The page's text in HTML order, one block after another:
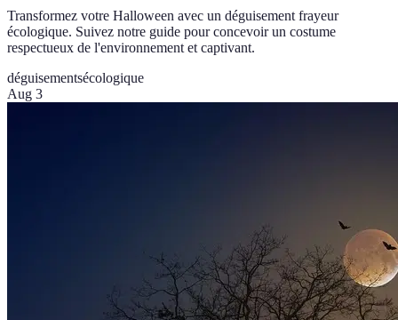
Transformez votre Halloween avec un déguisement frayeur
écologique. Suivez notre guide pour concevoir un costume
respectueux de l'environnement et captivant.
déguisementsécologique
Aug 3